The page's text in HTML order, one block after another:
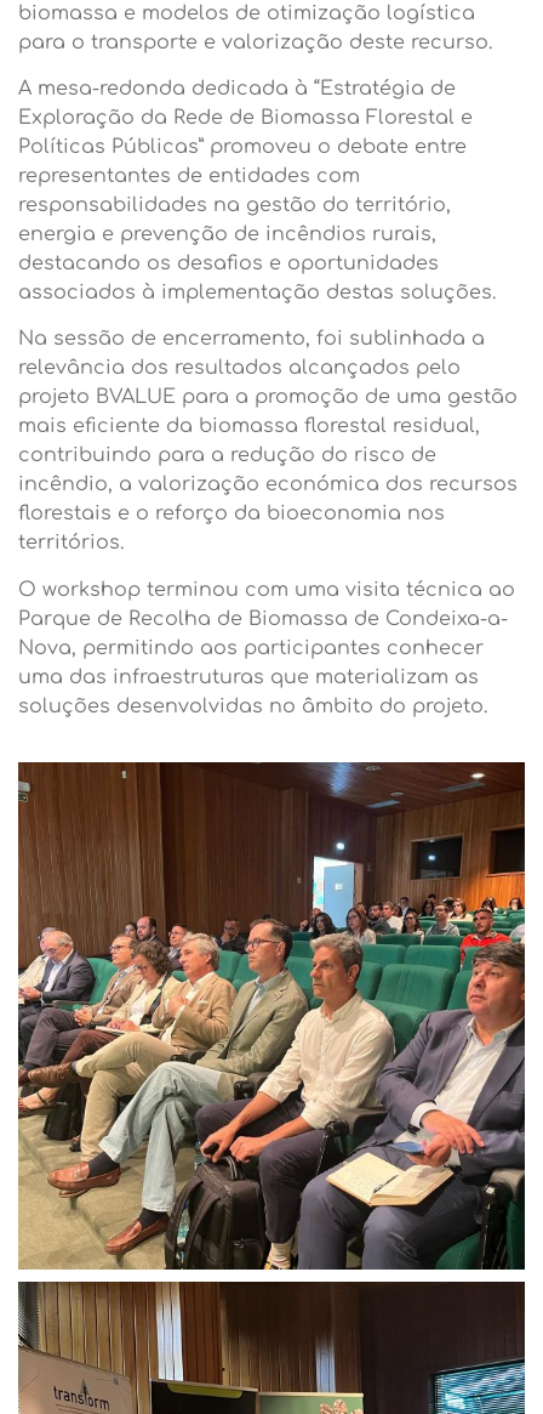
biomassa e modelos de otimização logística
para o transporte e valorização deste recurso.
A mesa-redonda dedicada à “Estratégia de
Exploração da Rede de Biomassa Florestal e
Políticas Públicas” promoveu o debate entre
representantes de entidades com
responsabilidades na gestão do território,
energia e prevenção de incêndios rurais,
destacando os desafios e oportunidades
associados à implementação destas soluções.
Na sessão de encerramento, foi sublinhada a
relevância dos resultados alcançados pelo
projeto BVALUE para a promoção de uma gestão
mais eficiente da biomassa florestal residual,
contribuindo para a redução do risco de
incêndio, a valorização económica dos recursos
florestais e o reforço da bioeconomia nos
territórios.
O workshop terminou com uma visita técnica ao
Parque de Recolha de Biomassa de Condeixa-a-
Nova, permitindo aos participantes conhecer
uma das infraestruturas que materializam as
soluções desenvolvidas no âmbito do projeto.